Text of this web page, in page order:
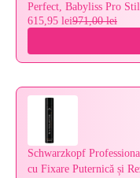
Perfect, Babyliss Pro
615,95 lei971,00 lei
Schwarzkopf
cu Fixare Puternică și